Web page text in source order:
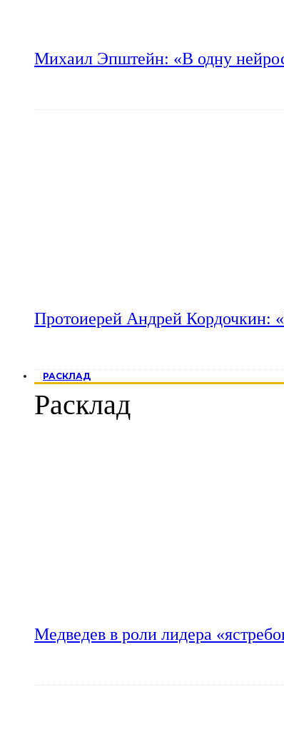
Михаил Эпштейн: «В одну
Протоиерей Андрей Кордочкин:
РАСКЛАД
Расклад
Медведев в роли лидера